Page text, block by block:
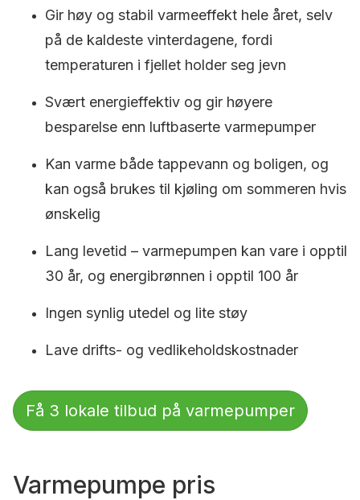
Gir høy og stabil varmeeffekt hele året, selv
på de kaldeste vinterdagene, fordi
temperaturen i fjellet holder seg jevn
Svært energieffektiv og gir høyere
besparelse enn luftbaserte varmepumper
Kan varme både tappevann og boligen, og
kan også brukes til kjøling om sommeren hvis
ønskelig
Lang levetid – varmepumpen kan vare i opptil
30 år, og energibrønnen i opptil 100 år
Ingen synlig utedel og lite støy
Lave drifts- og vedlikeholdskostnader
Få 3 lokale tilbud på varmepumper
Varmepumpe pris